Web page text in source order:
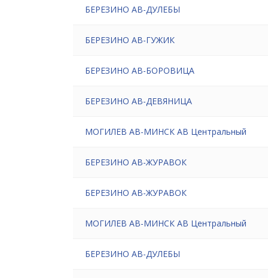
БЕРЕЗИНО АВ-ДУЛЕБЫ
БЕРЕЗИНО АВ-ГУЖИК
БЕРЕЗИНО АВ-БОРОВИЦА
БЕРЕЗИНО АВ-ДЕВЯНИЦА
МОГИЛЕВ АВ-МИНСК АВ Центральный
БЕРЕЗИНО АВ-ЖУРАВОК
БЕРЕЗИНО АВ-ЖУРАВОК
МОГИЛЕВ АВ-МИНСК АВ Центральный
БЕРЕЗИНО АВ-ДУЛЕБЫ